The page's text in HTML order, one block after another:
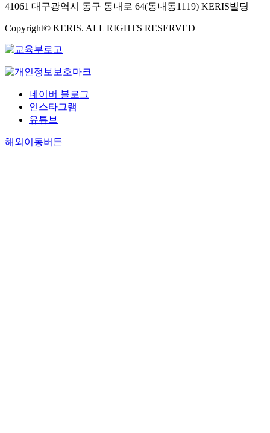
41061 대구광역시 동구 동내로 64(동내동1119) KERIS빌딩
Copyright© KERIS. ALL RIGHTS RESERVED
네이버 블로그
인스타그램
유튜브
해외이동버튼